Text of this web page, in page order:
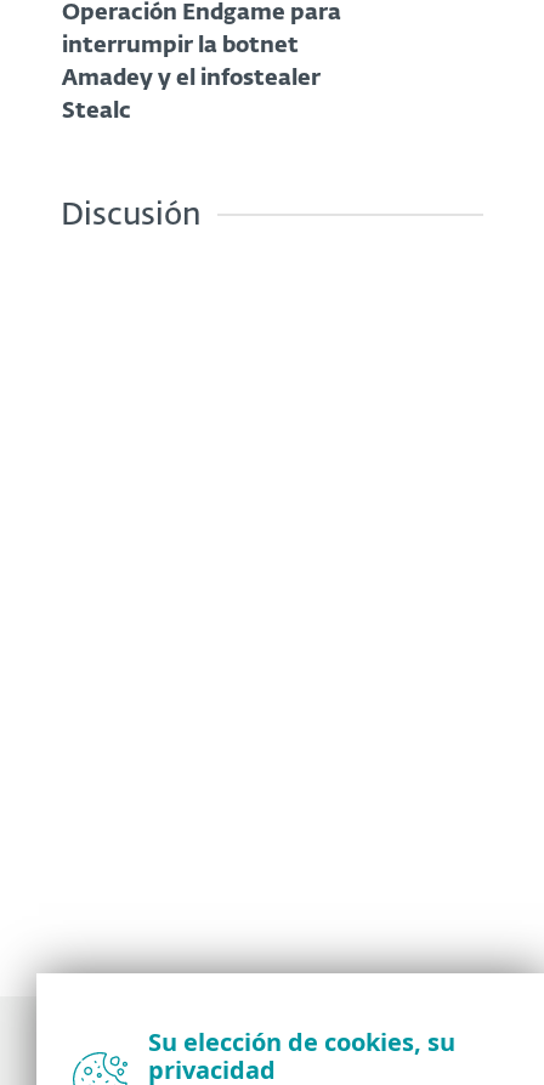
Operación Endgame para
interrumpir la botnet
Amadey y el infostealer
Stealc
Discusión
Su elección de cookies, su
privacidad